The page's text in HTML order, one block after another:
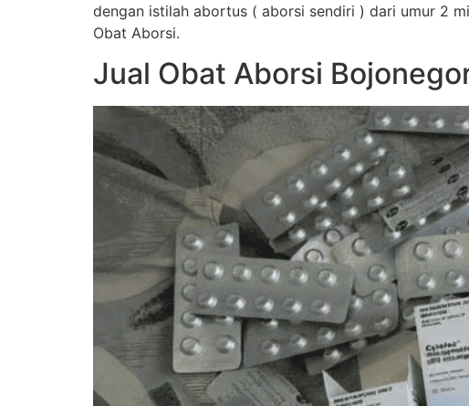
dengan istilah abortus ( aborsi sendiri ) dari umur 2
Obat Aborsi.
Jual Obat Aborsi